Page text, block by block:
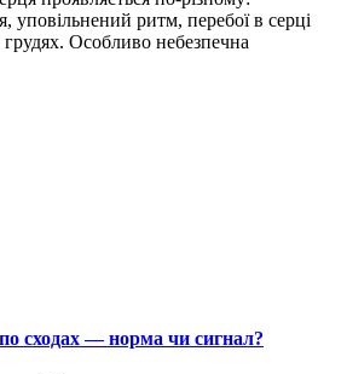
уповільнений ритм, перебої в серці
грудях. Особливо небезпечна
сходах — норма чи сигнал?